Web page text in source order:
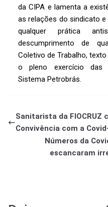
da CIPA e lamenta a
as relações do sindicato
qualquer prática
descumprimento de
Coletivo de Trabalho,
o pleno exercício das
Sistema Petrobrás.
Sanitarista da FIOCRUZ
Convivência com a
Números da
escancaram